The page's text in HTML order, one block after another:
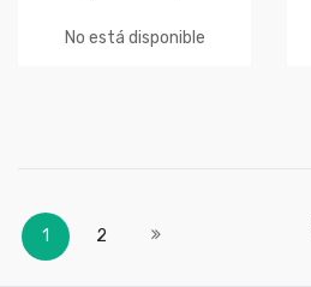
No está disponible
PáginaActualmente estás leyendo página
1 2 Siguiente